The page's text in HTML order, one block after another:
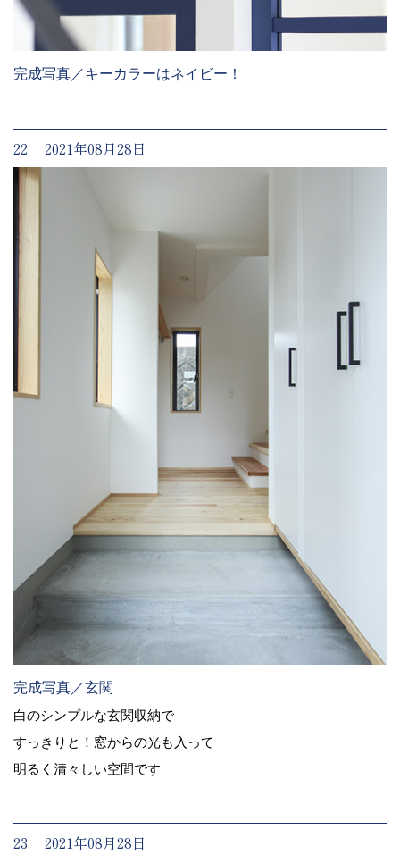
完成写真／キーカラーはネイビー！
22. 2021年08月28日
完成写真／玄関
白のシンプルな玄関収納で
すっきりと！窓からの光も入って
明るく清々しい空間です
23. 2021年08月28日